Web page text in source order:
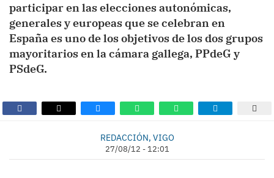
participar en las elecciones autonómicas,
generales y europeas que se celebran en
España es uno de los objetivos de los dos grupos
mayoritarios en la cámara gallega, PPdeG y
PSdeG.
REDACCIÓN, VIGO
27/08/12 - 12:01